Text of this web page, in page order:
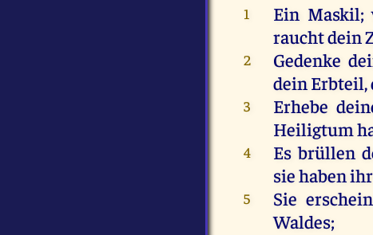
1 Ein Maskil;
rauchtdein
2 Gedenke
dein Erbteil,
3 Erhebe
Heiligtum
4 Es brüllen
siehaben
5 Sie
Waldes;